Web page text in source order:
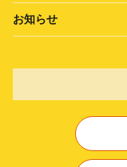
お知らせ